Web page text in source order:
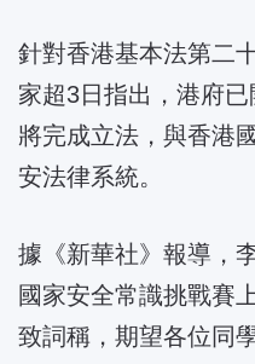
針對香港基本法第二
家超3日指出，港府
將完成立法，與香港
安法律系統。
據《新華社》報導，
國家安全常識挑戰賽
致詞稱，期望各位同